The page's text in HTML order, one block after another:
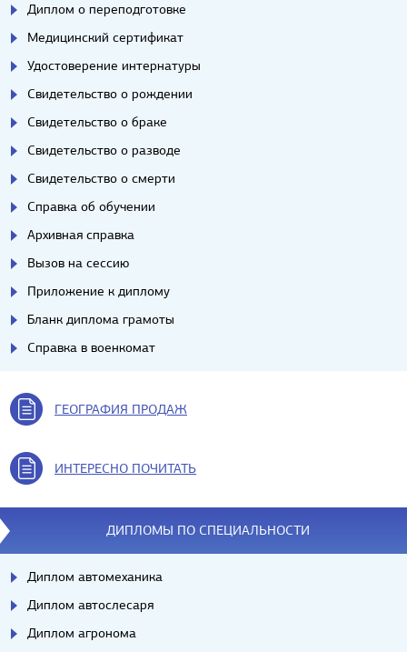
Диплом о переподготовке
Медицинский сертификат
Удостоверение интернатуры
Свидетельство о рождении
Свидетельство о браке
Свидетельство о разводе
Свидетельство о смерти
Справка об обучении
Архивная справка
Вызов на сессию
Приложение к диплому
Бланк диплома грамоты
Справка в военкомат
ГЕОГРАФИЯ ПРОДАЖ
ИНТЕРЕСНО ПОЧИТАТЬ
ДИПЛОМЫ ПО СПЕЦИАЛЬНОСТИ
Диплом автомеханика
Диплом автослесаря
Диплом агронома